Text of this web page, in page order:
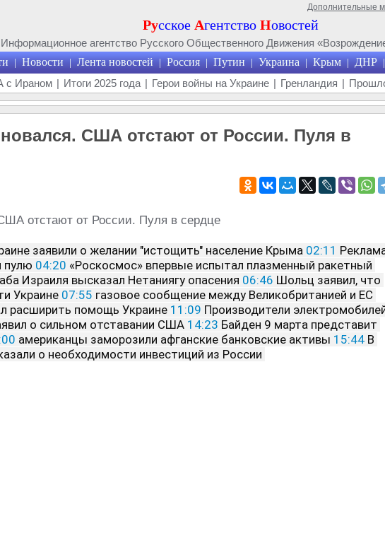
Дополнительные
Русское Агентство Новостей
Информационное агентство Русского Общественного Движения
| Новости | Лента новостей | Россия | Путин | Украина | Крым | ДНР |
с Ираном | Итоги 2025 года | Герои войны на Украине | Гренландия |
США отстают от России. Пуля в
заявили о желании "истощить" население Крыма 02:11
пулю 04:20 «Роскосмос» впервые испытал плазменный ракетный
Израиля высказал Нетаниягу опасения 06:46 Шольц заявил, что
Украине 07:55 газовое сообщение между Великобританией и ЕС
расширить помощь Украине 11:09 Производители
о сильном отставании США 14:23 Байден 9 марта представит
американцы заморозили афганские банковские активы 15:44 В
о необходимости инвестиций из России